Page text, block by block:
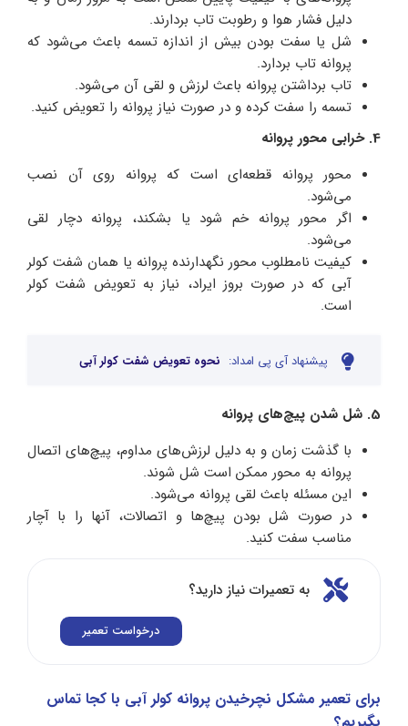
دلیل فشار هوا و رطوبت تاب بردارند.
شل یا سفت بودن بیش از اندازه تسمه باعث می‌شود که
پروانه تاب بردارد.
تاب برداشتن پروانه باعث لرزش و لقی آن می‌شود.
تسمه را سفت کرده و در صورت نیاز پروانه را تعویض کنید.
4. خرابی محور پروانه
محور پروانه قطعه‌ای است که پروانه روی آن نصب
می‌شود.
اگر محور پروانه خم شود یا بشکند، پروانه دچار لقی
می‌شود.
کیفیت نامطلوب محور نگهدارنده پروانه یا همان شفت کولر
آبی که در صورت بروز ایراد، نیاز به تعویض شفت کولر
است.
پیشنهاد آی پی امداد: نحوه تعویض شفت کولر آبی
5. شل شدن پیچ‌های پروانه
با گذشت زمان و به دلیل لرزش‌های مداوم، پیچ‌های اتصال
پروانه به محور ممکن است شل شوند.
این مسئله باعث لقی پروانه می‌شود.
در صورت شل بودن پیچ‌ها و اتصالات، آنها را با آچار
مناسب سفت کنید.
به تعمیرات نیاز دارید؟
درخواست تعمیر
برای تعمیر مشکل نچرخیدن پروانه کولر آبی با کجا تماس